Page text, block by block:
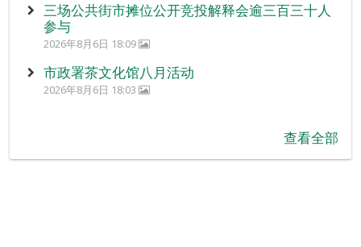
三场公共街市摊位公开竞投解释会逾三百三十人
参与
2026年8月6日 18:09
市政署茶文化馆八月活动
2026年8月6日 18:03
查看全部